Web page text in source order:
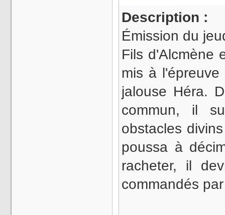
Description :
Émission du
Fils d'Alcmène
mis à
jalouse Héra.
commun, il
obstacles
poussa à
racheter, il
commandés